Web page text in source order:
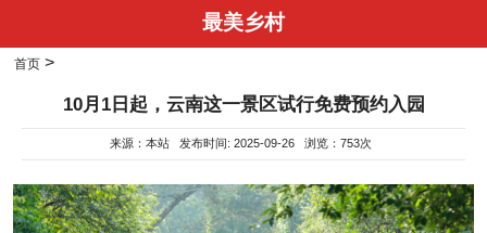
最美乡村
首页 >
10月1日起，云南这一景区试行免费预约入园
来源：本站 发布时间: 2025-09-26 浏览：753次